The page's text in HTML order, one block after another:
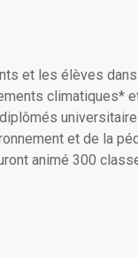
et les élèves
climatiques*
et de la
animé 300